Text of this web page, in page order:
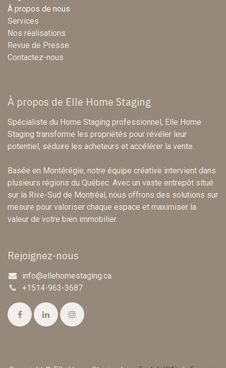
À propos de nous
Services
Nos réalisations
Revue de Presse
Contactez-nous
À propos de Elle Home Staging
Spécialiste du Home Staging professionnel, Elle Home
Staging transforme les propriétés pour révéler leur
potentiel, séduire les acheteurs et accélérer la vente.
Basée en Montérégie, notre équipe créative intervient dans
plusieurs régions du Québec. Avec un vaste entrepôt situé
sur la Rive-Sud de Montréal, nous offrons des solutions sur
mesure pour valoriser chaque espace et maximiser la
valeur de votre bien immobilier.
Rejoignez-nous
info@ellehomestaging.ca
+1514-963-3687